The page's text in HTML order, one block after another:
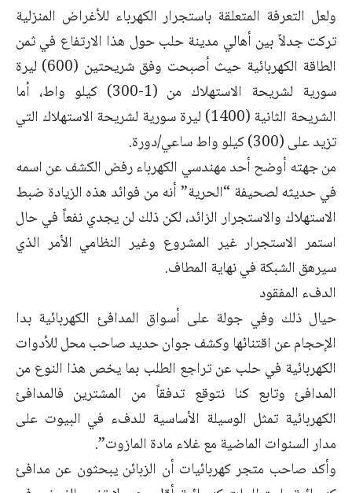
ولعل التعرفة المتعلقة باستجرار الكهرباء للأغراض المنزلية
تركت جدلاً بين أهالي مدينة حلب حول هذا الارتفاع في ثمن
الطاقة الكهربائية حيث أصبحت وفق شريحتين (600) ليرة
سورية لشريحة الاستهلاك من (1-300) كيلو واط، أما
الشريحة الثانية (1400) ليرة سورية لشريحة الاستهلاك التي
تزيد على (300) كيلو واط ساعي/دورة.
من جهته أوضح أحد مهندسي الكهرباء رفض الكشف عن اسمه
في حديثه لصحيفة “الحرية” أنه من فوائد هذه الزيادة ضبط
الاستهلاك والاستجرار الزائد، لكن ذلك لن يجدي نفعاً في حال
استمر الاستجرار غير المشروع وغير النظامي الأمر الذي
سيرهق الشبكة في نهاية المطاف.
الدفء المفقود
حيال ذلك وفي جولة على أسواق المدافئ الكهربائية بدا
الإحجام عن اقتنائها وكشف جوان حديد صاحب محل للأدوات
الكهربائية في حلب عن تراجع الطلب بما يخص هذا النوع من
المدافئ وتابع كنا نتوقع تدفقاً من المشترين فالمدافئ
الكهربائية تمثل الوسيلة الأساسية للدفء في البيوت على
مدار السنوات الماضية مع غلاء مادة المازوت”.
وأكد صاحب متجر كهربائيات أن الزبائن يبحثون عن مدافئ